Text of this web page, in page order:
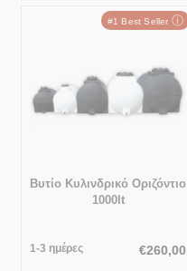
#1 Best Seller ⓘ
Βυτίο Κυλινδρικό Οριζόντιο
1000lt
1-3 ημέρες €260,00